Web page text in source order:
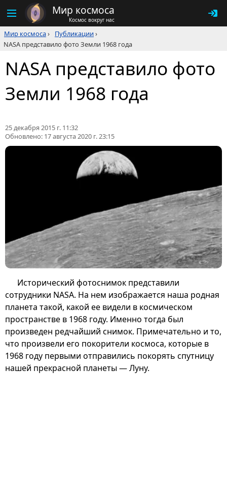
Мир космоса
Космос вокруг нас
Мир космоса› Публикации›
NASA представило фото Земли 1968 года
NASA представило фото
Земли 1968 года
25 декабря 2015 г. 11:32
Обновлено: 17 августа 2020 г. 23:15
Исторический фотоснимок представили
сотрудники NASA. На нем изображается наша родная
планета такой, какой ее видели в космическом
пространстве в 1968 году. Именно тогда был
произведен редчайший снимок. Примечательно и то,
что произвели его покорители космоса, которые в
1968 году первыми отправились покорять спутницу
нашей прекрасной планеты — Луну.